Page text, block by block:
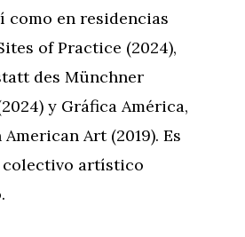
como en residencias
of Practice (2024),
des Münchner
y Gráfica América,
Art (2019). Es
artístico